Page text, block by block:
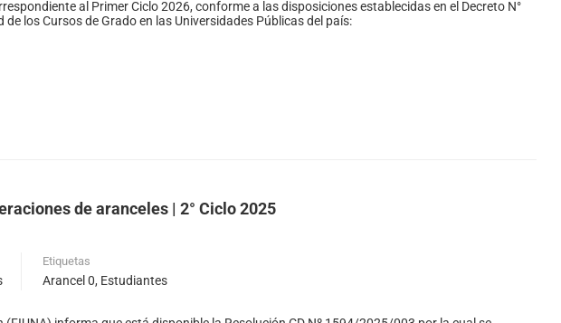
al Primer Ciclo 2026, conforme a las disposiciones establecidas en el Decreto N°
los Cursos de Grado en las Universidades Públicas del país:
de aranceles | 2° Ciclo 2025
Etiquetas
Arancel 0, Estudiantes